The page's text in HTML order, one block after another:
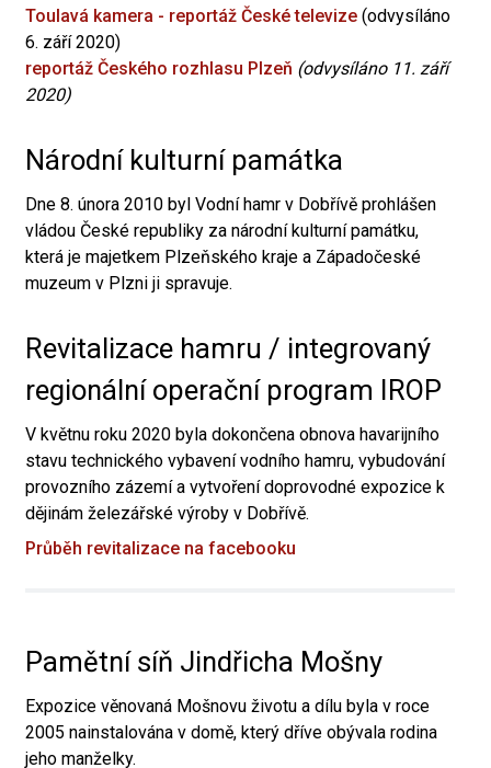
Toulavá kamera - reportáž České televize (odvysíláno
6. září 2020)
reportáž Českého rozhlasu Plzeň (odvysíláno 11. září
2020)
Národní kulturní památka
Dne 8. února 2010 byl Vodní hamr v Dobřívě prohlášen
vládou České republiky za národní kulturní památku,
která je majetkem Plzeňského kraje a Západočeské
muzeum v Plzni ji spravuje.
Revitalizace hamru / integrovaný
regionální operační program IROP
V květnu roku 2020 byla dokončena obnova havarijního
stavu technického vybavení vodního hamru, vybudování
provozního zázemí a vytvoření doprovodné expozice k
dějinám železářské výroby v Dobřívě.
Průběh revitalizace na facebooku
Pamětní síň Jindřicha Mošny
Expozice věnovaná Mošnovu životu a dílu byla v roce
2005 nainstalována v domě, který dříve obývala rodina
jeho manželky.